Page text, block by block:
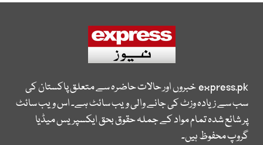
express.pkخبروں اور حالات حاضرہ سے متعلق پاکستان کی
سب سے زیادہ وزٹ کی جانے والی ویب سائٹ ہے۔ اس ویب سائٹ
پر شائع شدہ تمام مواد کے جملہ حقوق بحق ایکسپریس میڈیا
گروپ محفوظ ہیں۔